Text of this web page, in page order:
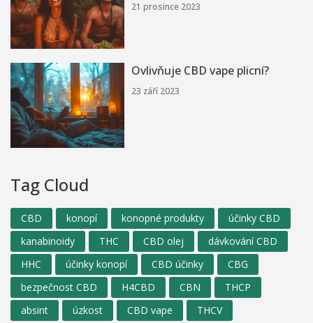
21 prosince 2023
Ovlivňuje CBD vape plicní?
23 září 2023
Tag Cloud
CBD konopí konopné produkty
účinky CBD
kanabinoidy
THC CBD olej
dávkování CBD
HHC
účinky konopí CBD účinky
CBG
bezpečnost CBD
H4CBD CBN
THCP
absint
úzkost CBD vape THCV